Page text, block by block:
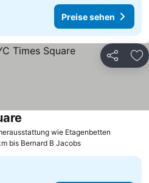
Preise sehen
Teilen
wie Etagenbetten
bis Bernard B Jacobs